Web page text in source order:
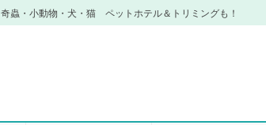
蟲・小動物・犬・猫 ペットホテル＆トリミングも！